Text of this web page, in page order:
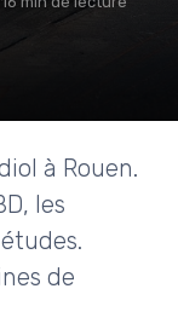
à Rouen.
les
de